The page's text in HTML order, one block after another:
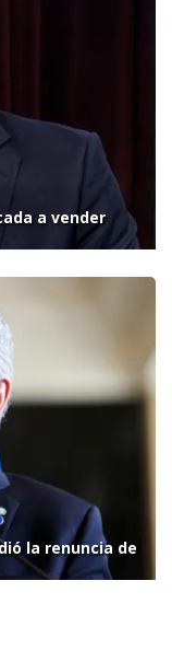
a vender
la renuncia de